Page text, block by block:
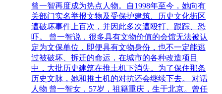
曾一智再度成为热点人物。自1998年至今，她向有
关部门实名举报文物及受保护建筑、历史文化街区
遭破坏事件上百次，并因此多次遭殴打、跟踪、恐
吓。 曾一智说，很多具有文物价值的会馆无法被认
定为文保单位，即便具有文物身份，也不一定能逃
过被破坏、拆迁的命运，在城市的各种改造项目
中，大批历史建筑在推土机下消失。为了保住那条
历史文脉，她和推土机的对抗还会继续下去。 对话
人物 曾一智女，57岁，祖籍重庆，生于北京。曾任